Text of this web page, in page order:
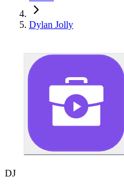
Dylan Jolly
DJ